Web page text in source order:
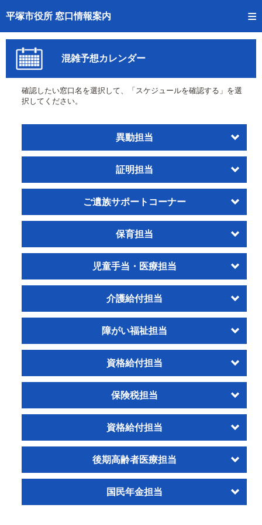
平塚市役所 窓口情報案内
トップページへ
ご利用方法
事前予約
予約状況確認
混雑予想カレンダー
混雑予想カレンダー
確認したい窓口名を選択して、「スケジュールを確認する」を選
択してください。
異動担当
証明担当
ご遺族サポートコーナー
保育担当
児童手当・医療担当
介護給付担当
障がい福祉担当
資格給付担当
保険税担当
資格給付担当
後期高齢者医療担当
国民年金担当